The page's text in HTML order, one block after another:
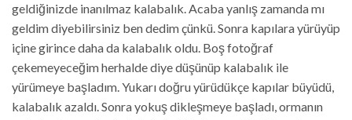
geldiğinizde inanılmaz kalabalık. Acaba yanlış zamanda mı
geldim diyebilirsiniz ben dedim çünkü. Sonra kapılara yürüyüp
içine girince daha da kalabalık oldu. Boş fotoğraf
çekemeyeceğim herhalde diye düşünüp kalabalık ile
yürümeye başladım. Yukarı doğru yürüdükçe kapılar büyüdü,
kalabalık azaldı. Sonra yokuş dikleşmeye başladı, ormanın